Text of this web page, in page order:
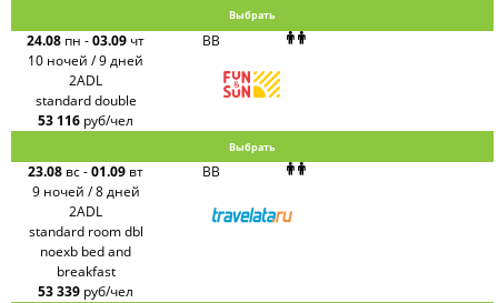
Выбрать
24.08 пн -03.09 чт
10 ночей / 9 дней
BB
2ADL
standard double
53 116 руб/чел
Выбрать
23.08 вс-01.09 вт
9 ночей / 8 дней
BB
2ADL
standard room dbl
noexb bed and
breakfast
53 339 руб/чел